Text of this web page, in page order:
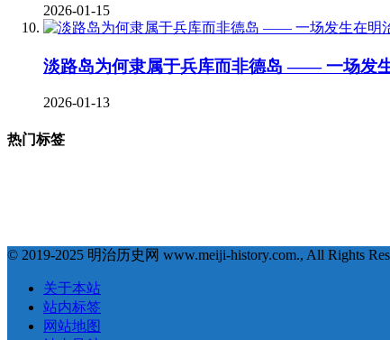
2026-01-15
淡路岛为何隶属于兵库而非德岛 —— 一场发
2026-01-13
热门标签
© 2019-2025 明治历史网 www.meiji-history.com., All Rights
关于本站
站内标签
网站地图